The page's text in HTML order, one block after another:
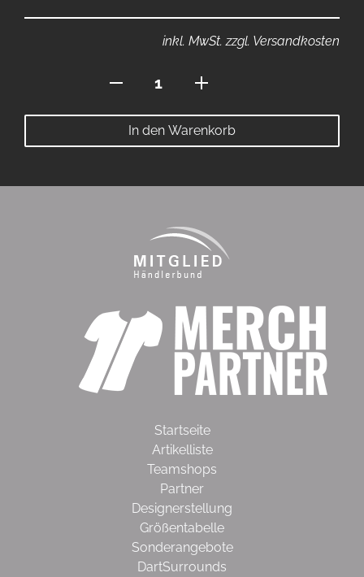
inkl. MwSt. zzgl. Versandkosten
StehkragenPolo
Version2
Menge
In den Warenkorb
Startseite
Artikelliste
Teamshops
Partner
Designerstellung
Größentabelle
Sonderangebote
DartSurrounds